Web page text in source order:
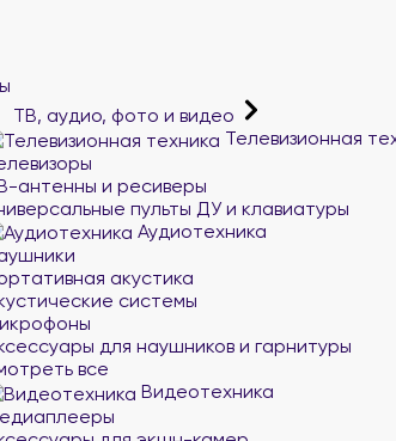
ТВ, аудио, фото и видео
Телевизионная
антенны и ресиверы
пульты ДУ и клавиатуры
Аудиотехника
акустика
системы
для наушников и гарнитуры
все
Видеотехника